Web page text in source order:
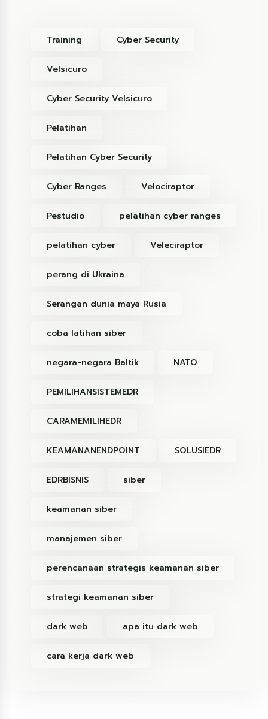
Training Cyber Security
Velsicuro
Cyber Security Velsicuro
Pelatihan
Pelatihan Cyber Security
Cyber Ranges Velociraptor
Pestudio pelatihan cyber ranges
pelatihan cyber Veleciraptor
perang di Ukraina
Serangan dunia maya Rusia
coba latihan siber
negara-negara Baltik NATO
PEMILIHANSISTEMEDR
CARAMEMILIHEDR
KEAMANANENDPOINT SOLUSIEDR
EDRBISNIS siber
keamanan siber
manajemen siber
perencanaan strategis keamanan siber
strategi keamanan siber
dark web apa itu dark web
cara kerja dark web